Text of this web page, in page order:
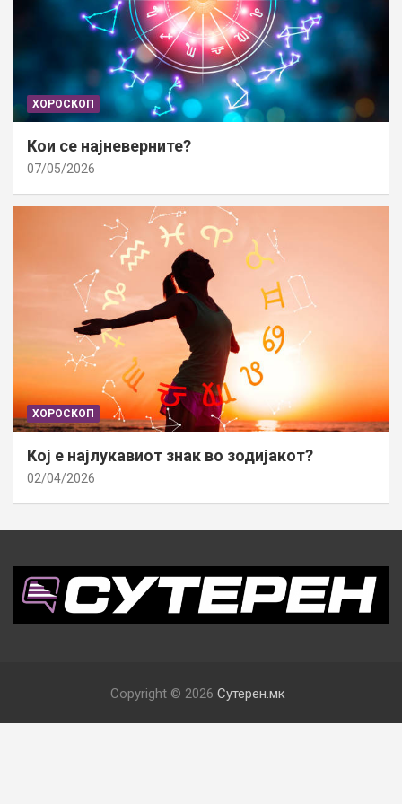
ХОРОСКОП
Кои се најневерните?
07/05/2026
ХОРОСКОП
Кој е најлукавиот знак во зодијакот?
02/04/2026
Copyright © 2026 Сутерен.мк